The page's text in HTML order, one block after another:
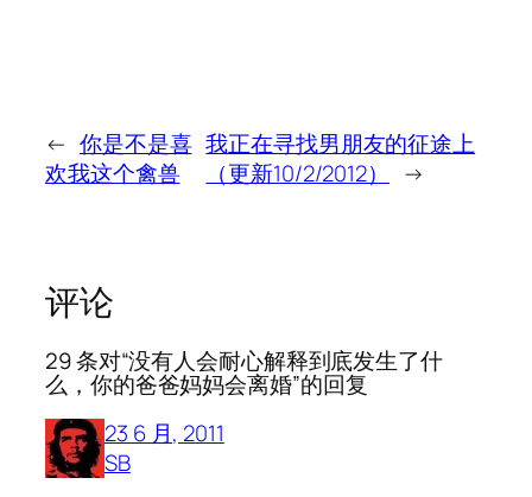
← 你是不是喜
欢我这个禽兽
我正在寻找男朋友的征途上
（更新10/2/2012）
→
评论
29 条对“没有人会耐心解释到底发生了什
么，你的爸爸妈妈会离婚”的回复
23 6 月, 2011
SB